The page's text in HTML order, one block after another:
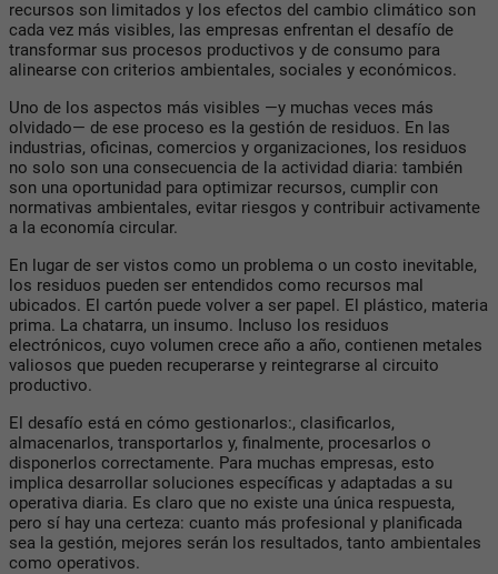
recursos son limitados y los efectos del cambio climático son
cada vez más visibles, las empresas enfrentan el desafío de
transformar sus procesos productivos y de consumo para
alinearse con criterios ambientales, sociales y económicos.
Uno de los aspectos más visibles —y muchas veces más
olvidado— de ese proceso es la gestión de residuos. En las
industrias, oficinas, comercios y organizaciones, los residuos
no solo son una consecuencia de la actividad diaria: también
son una oportunidad para optimizar recursos, cumplir con
normativas ambientales, evitar riesgos y contribuir activamente
a la economía circular.
En lugar de ser vistos como un problema o un costo inevitable,
los residuos pueden ser entendidos como recursos mal
ubicados. El cartón puede volver a ser papel. El plástico, materia
prima. La chatarra, un insumo. Incluso los residuos
electrónicos, cuyo volumen crece año a año, contienen metales
valiosos que pueden recuperarse y reintegrarse al circuito
productivo.
El desafío está en cómo gestionarlos:, clasificarlos,
almacenarlos, transportarlos y, finalmente, procesarlos o
disponerlos correctamente. Para muchas empresas, esto
implica desarrollar soluciones específicas y adaptadas a su
operativa diaria. Es claro que no existe una única respuesta,
pero sí hay una certeza: cuanto más profesional y planificada
sea la gestión, mejores serán los resultados, tanto ambientales
como operativos.